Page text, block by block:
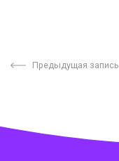
Предыдущая запись